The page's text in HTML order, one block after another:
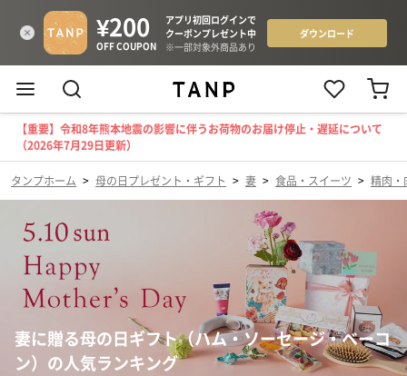
【重要】令和8年熊本地震の影響に伴うお荷物のお届け停止・遅延について
（2026年7月29日更新）
タンプホーム > 母の日プレゼント・ギフト > 妻 > 食品・スイーツ > 精肉・
妻に贈る母の日ギフト（ハム・ソーセージ・ベーコ
ン）の人気ランキング